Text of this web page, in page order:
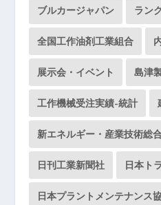
ブルカージャパン ラン
全国工作油剤工業組合
展示会・イベント 島津
工作機械受注実績-統計
新エネルギー・産業技術総
日刊工業新聞社 日本ト
日本プラントメンテナンス